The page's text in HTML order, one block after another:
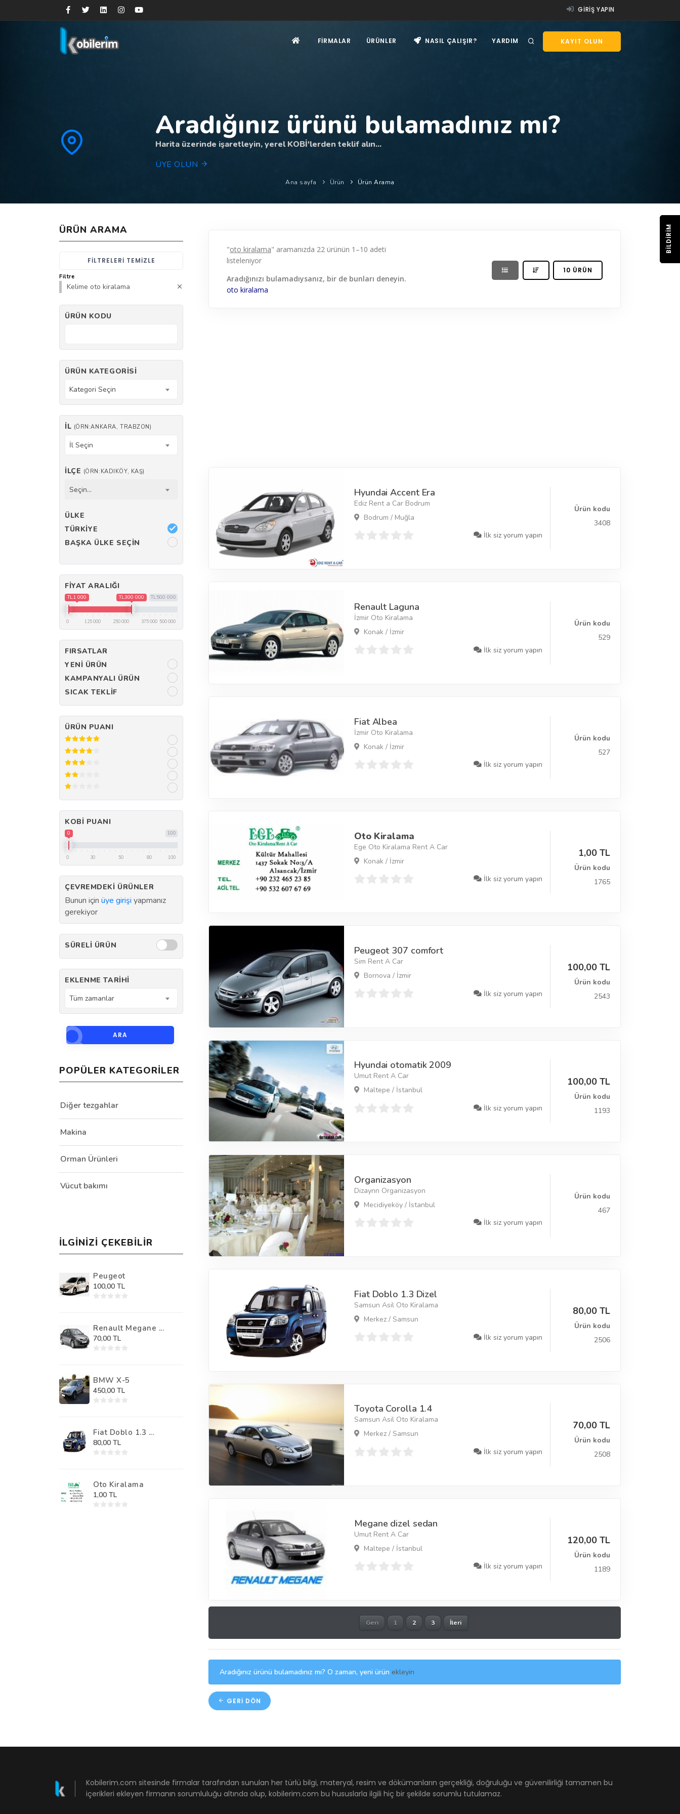
GIRIŞ YAPIN
KAYIT OLUN
FIRMALAR ÜRÜNLER NASIL ÇALIŞIR? YARDIM
Aradığınız ürünü bulamadınız mı?
Harita üzerinde işaretleyin, yerel KOBİ'lerden teklif alın...
ÜYE OLUN
Ana sayfa Ürün Ürün Arama
"oto kiralama" aramanızda 22 ürünün 1–10 adeti
listeleniyor
Aradığınızı bulamadıysanız, bir de bunları deneyin.
oto kiralama
10 ÜRÜN
Hyundai Accent Era
Ediz Rent a Car Bodrum
Bodrum / Muğla
İlk siz yorum yapın
Ürün kodu
3408
Renault Laguna
İzmir Oto Kiralama
Konak / İzmir
İlk siz yorum yapın
Ürün kodu
529
Fiat Albea
İzmir Oto Kiralama
Konak / İzmir
İlk siz yorum yapın
Ürün kodu
527
Oto Kiralama
Ege Oto Kiralama Rent A Car
Konak / İzmir
İlk siz yorum yapın
1,00 TL
Ürün kodu
1765
Peugeot 307 comfort
Sim Rent A Car
Bornova / İzmir
İlk siz yorum yapın
100,00 TL
Ürün kodu
2543
Hyundai otomatik 2009
Umut Rent A Car
Maltepe / İstanbul
İlk siz yorum yapın
100,00 TL
Ürün kodu
1193
Organizasyon
Dizaynn Organizasyon
Mecidiyeköy / İstanbul
İlk siz yorum yapın
Ürün kodu
467
Fiat Doblo 1.3 Dizel
Samsun Asil Oto Kiralama
Merkez / Samsun
İlk siz yorum yapın
80,00 TL
Ürün kodu
2506
Toyota Corolla 1.4
Samsun Asil Oto Kiralama
Merkez / Samsun
İlk siz yorum yapın
70,00 TL
Ürün kodu
2508
Megane dizel sedan
Umut Rent A Car
Maltepe / İstanbul
İlk siz yorum yapın
120,00 TL
Ürün kodu
1189
Geri 1 2 3 İleri
Aradığınız ürünü bulamadınız mı? O zaman, yeni ürün ekleyin
GERI DÖN
ÜRÜN ARAMA
FILTRELERI TEMIZLE
Filtre
Kelime oto kiralama
ÜRÜN KODU
ÜRÜN KATEGORISI
Kategori Seçin
İL (ÖRN:ANKARA, TRABZON)
İl Seçin
İLÇE (ÖRN:KADIKÖY, KAŞ)
Seçin...
ÜLKE
TÜRKIYE
BAŞKA ÜLKE SEÇIN
FIYAT ARALIĞI
TL500 000
TL1 000 TL300 000
0 125 000 250 000 375 000 500 000
FIRSATLAR
YENI ÜRÜN
KAMPANYALI ÜRÜN
SICAK TEKLIF
ÜRÜN PUANI
KOBI PUANI
100
0
0 30 50 80 100
ÇEVREMDEKI ÜRÜNLER
Bunun için üye girişi yapmanız
gerekiyor
SÜRELI ÜRÜN
EKLENME TARIHI
Tüm zamanlar
ARA
POPÜLER KATEGORILER
Diğer tezgahlar
Makina
Orman Ürünleri
Vücut bakımı
İLGINIZI ÇEKEBILIR
Peugeot
100,00 TL
Renault Megane ...
70,00 TL
BMW X-5
450,00 TL
Fiat Doblo 1.3 ...
80,00 TL
Oto Kiralama
1,00 TL
Kobilerim.com sitesinde firmalar tarafından sunulan her türlü bilgi, materyal, resim ve dökümanların gerçekliği, doğruluğu ve güvenilirliği tamamen bu
içerikleri ekleyen firmanın sorumluluğu altında olup, kobilerim.com bu hususlarla ilgili hiç bir şekilde sorumlu tutulamaz.
BILDIRIM